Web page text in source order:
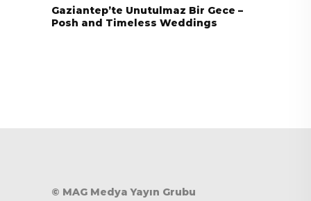
Gaziantep’te Unutulmaz Bir Gece –
Posh and Timeless Weddings
© MAG Medya Yayın Grubu